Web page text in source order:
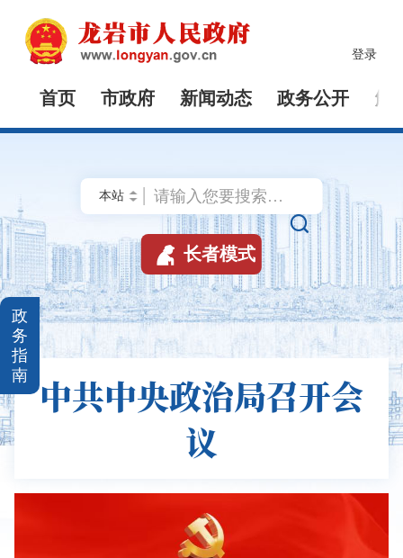
政
务
指
南
登录
首页 市政府 新闻动态 政务公开 解

 长者模式
中共中央政治局召开会
议